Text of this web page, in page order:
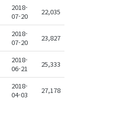
2018-
07-20
22,035
2018-
07-20
23,827
2018-
06-21
25,333
2018-
04-03
27,178